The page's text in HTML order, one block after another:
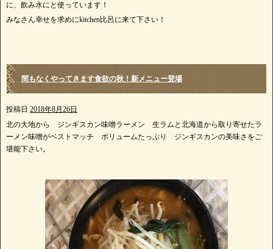
に、飲み水にと使っています！
みなさん幸せを求めにkitchen比呂に来て下さい！
間もなくやってきます食欲の秋！新メニュー登場
投稿日 2018年8月26日
北の大地から ジンギスカン味噌ラーメン 生ラムと北海道から取り寄せたラ
ーメン味噌がベストマッチ ボリュームたっぷり ジンギスカンの美味さをご
堪能下さい。